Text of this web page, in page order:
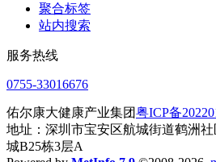
聚合标签
站内搜索
服务热线
0755-33016676
佑尔康大健康产业集团粤ICP备
地址：深圳市宝安区航城街道鹤洲
城B25栋3层A